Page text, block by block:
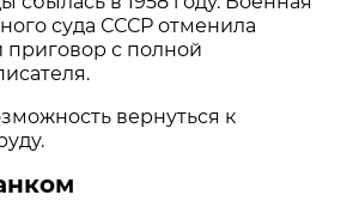
суда СССР отменила
с полной
вернуться к